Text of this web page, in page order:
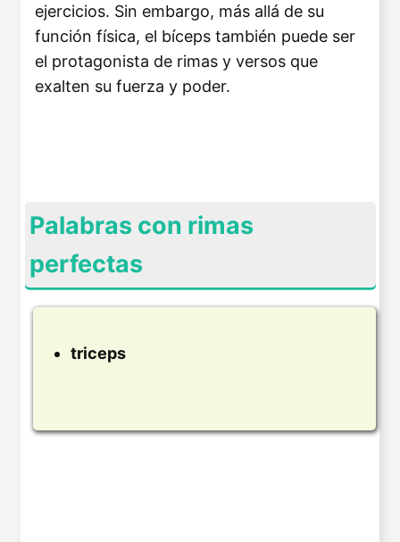
ejercicios. Sin embargo, más allá de su
función física, el bíceps también puede ser
el protagonista de rimas y versos que
exalten su fuerza y poder.
Palabras con rimas
perfectas
triceps